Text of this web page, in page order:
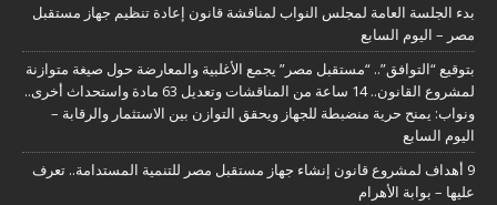
بدء الجلسة العامة لمجلس النواب لمناقشة قانون إعادة تنظيم جهاز مستقبل
مصر – اليوم السابع
بتوقيع “التوافق”.. “مستقبل مصر” يجمع الأغلبية والمعارضة حول صيغة متوازنة
لمشروع القانون.. 14 ساعة من المناقشات وتعديل 63 مادة واستحداث أخرى..
ونواب: يمنح حرية منضبطة للجهاز ويحقق التوازن بين الاستثمار والرقابة –
اليوم السابع
9 أهداف لمشروع قانون إنشاء جهاز مستقبل مصر للتنمية المستدامة.. تعرف
عليها – بوابة الأهرام